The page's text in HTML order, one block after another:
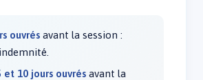
ouvrés avant la session :
et 10 jours ouvrés avant la